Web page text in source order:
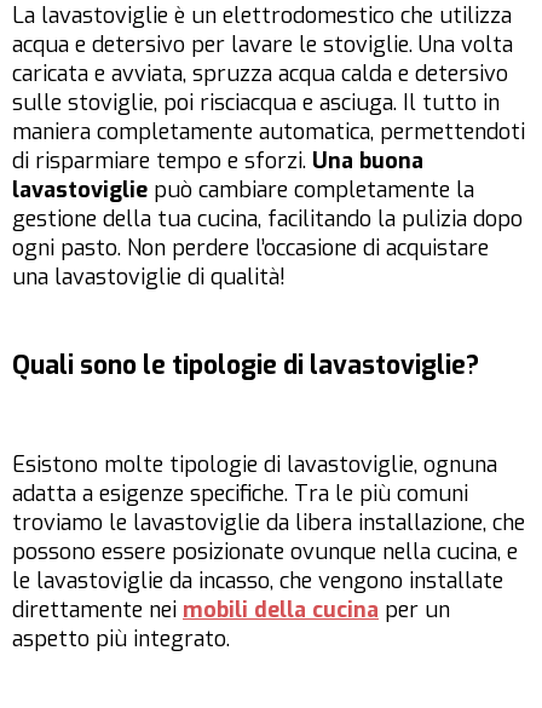
La lavastoviglie è un elettrodomestico che utilizza
acqua e detersivo per lavare le stoviglie. Una volta
caricata e avviata, spruzza acqua calda e detersivo
sulle stoviglie, poi risciacqua e asciuga. Il tutto in
maniera completamente automatica, permettendoti
di risparmiare tempo e sforzi. Una buona
lavastoviglie può cambiare completamente la
gestione della tua cucina, facilitando la pulizia dopo
ogni pasto. Non perdere l’occasione di acquistare
una lavastoviglie di qualità!
Quali sono le tipologie di lavastoviglie?
Esistono molte tipologie di lavastoviglie, ognuna
adatta a esigenze specifiche. Tra le più comuni
troviamo le lavastoviglie da libera installazione, che
possono essere posizionate ovunque nella cucina, e
le lavastoviglie da incasso, che vengono installate
direttamente nei mobili della cucina per un
aspetto più integrato.